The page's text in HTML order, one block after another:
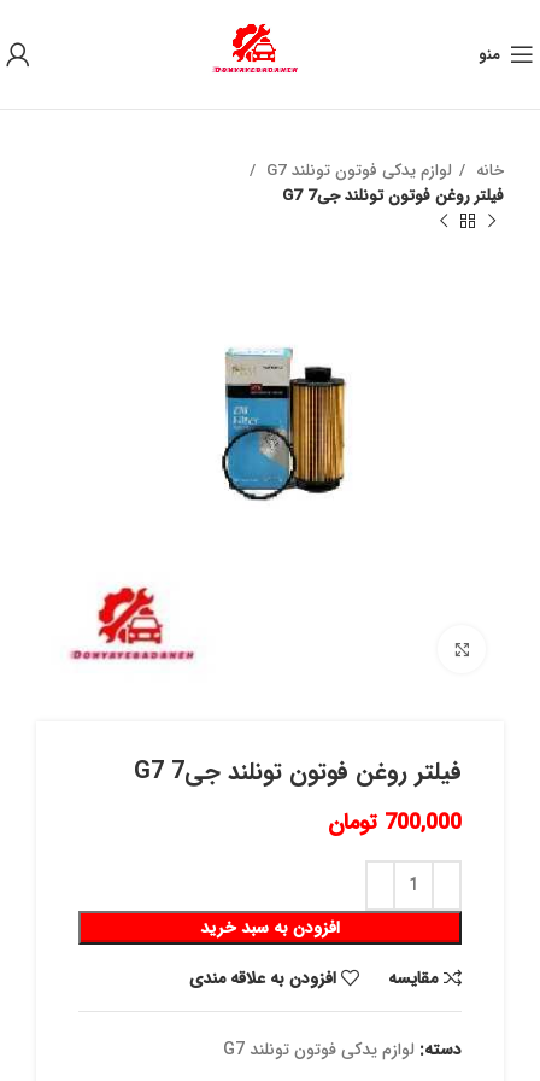
منو
خانه
لوازم یدکی فوتون تونلند G7
فیلتر روغن فوتون تونلند جی7 G7
فیلتر روغن فوتون تونلند جی7 G7
700,000 تومان
افزودن به سبد خرید
مقايسه
افزودن به علاقه مندی
دسته: لوازم یدکی فوتون تونلند G7
به علت نوسان ارز ، لطفا قبل از خرید تماس بگیرید.